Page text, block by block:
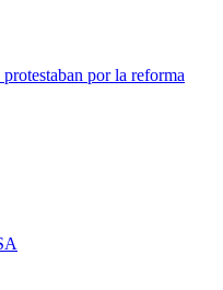
por la reforma